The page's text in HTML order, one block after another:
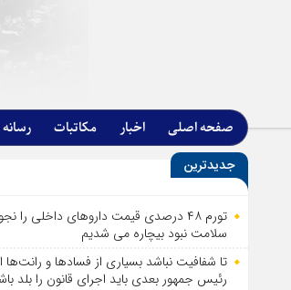
صفحه اصلی اخبار مکاتبات رسانه
جدیدترین
تورم ۴۸ درصدی قیمت داروهای داخلی
سلامت نبود بیچاره می شدیم
تا شفافیت نباشد بسیاری از فساد‌ها و
رئیس جمهور بعدی باید اجرای قانون را بلد